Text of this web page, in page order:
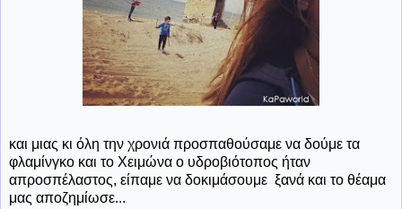
και μιας κι όλη την χρονιά προσπαθούσαμε να δούμε τα
φλαμίνγκο και το Χειμώνα ο υδροβιότοπος ήταν
απροσπέλαστος, είπαμε να δοκιμάσουμε ξανά και το θέαμα
μας αποζημίωσε...